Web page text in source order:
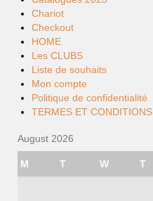
Chariot
Checkout
HOME
Les CLUBS
Liste de souhaits
Mon compte
Politique de confidentialité
TERMES ET CONDITIONS
August 2026
M T W T